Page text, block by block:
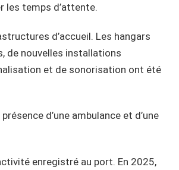
les temps d’attente.
d’accueil. Les hangars
de nouvelles installations
et de sonorisation ont été
d’une ambulance et d’une
enregistré au port. En 2025,